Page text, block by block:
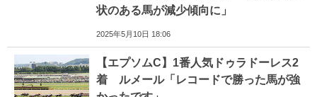
状のある馬が減少傾向に」
2025年5月10日 18:06
【エプソムC】1番人気ドゥラドーレス2
着 ルメール「レコードで勝った馬が強